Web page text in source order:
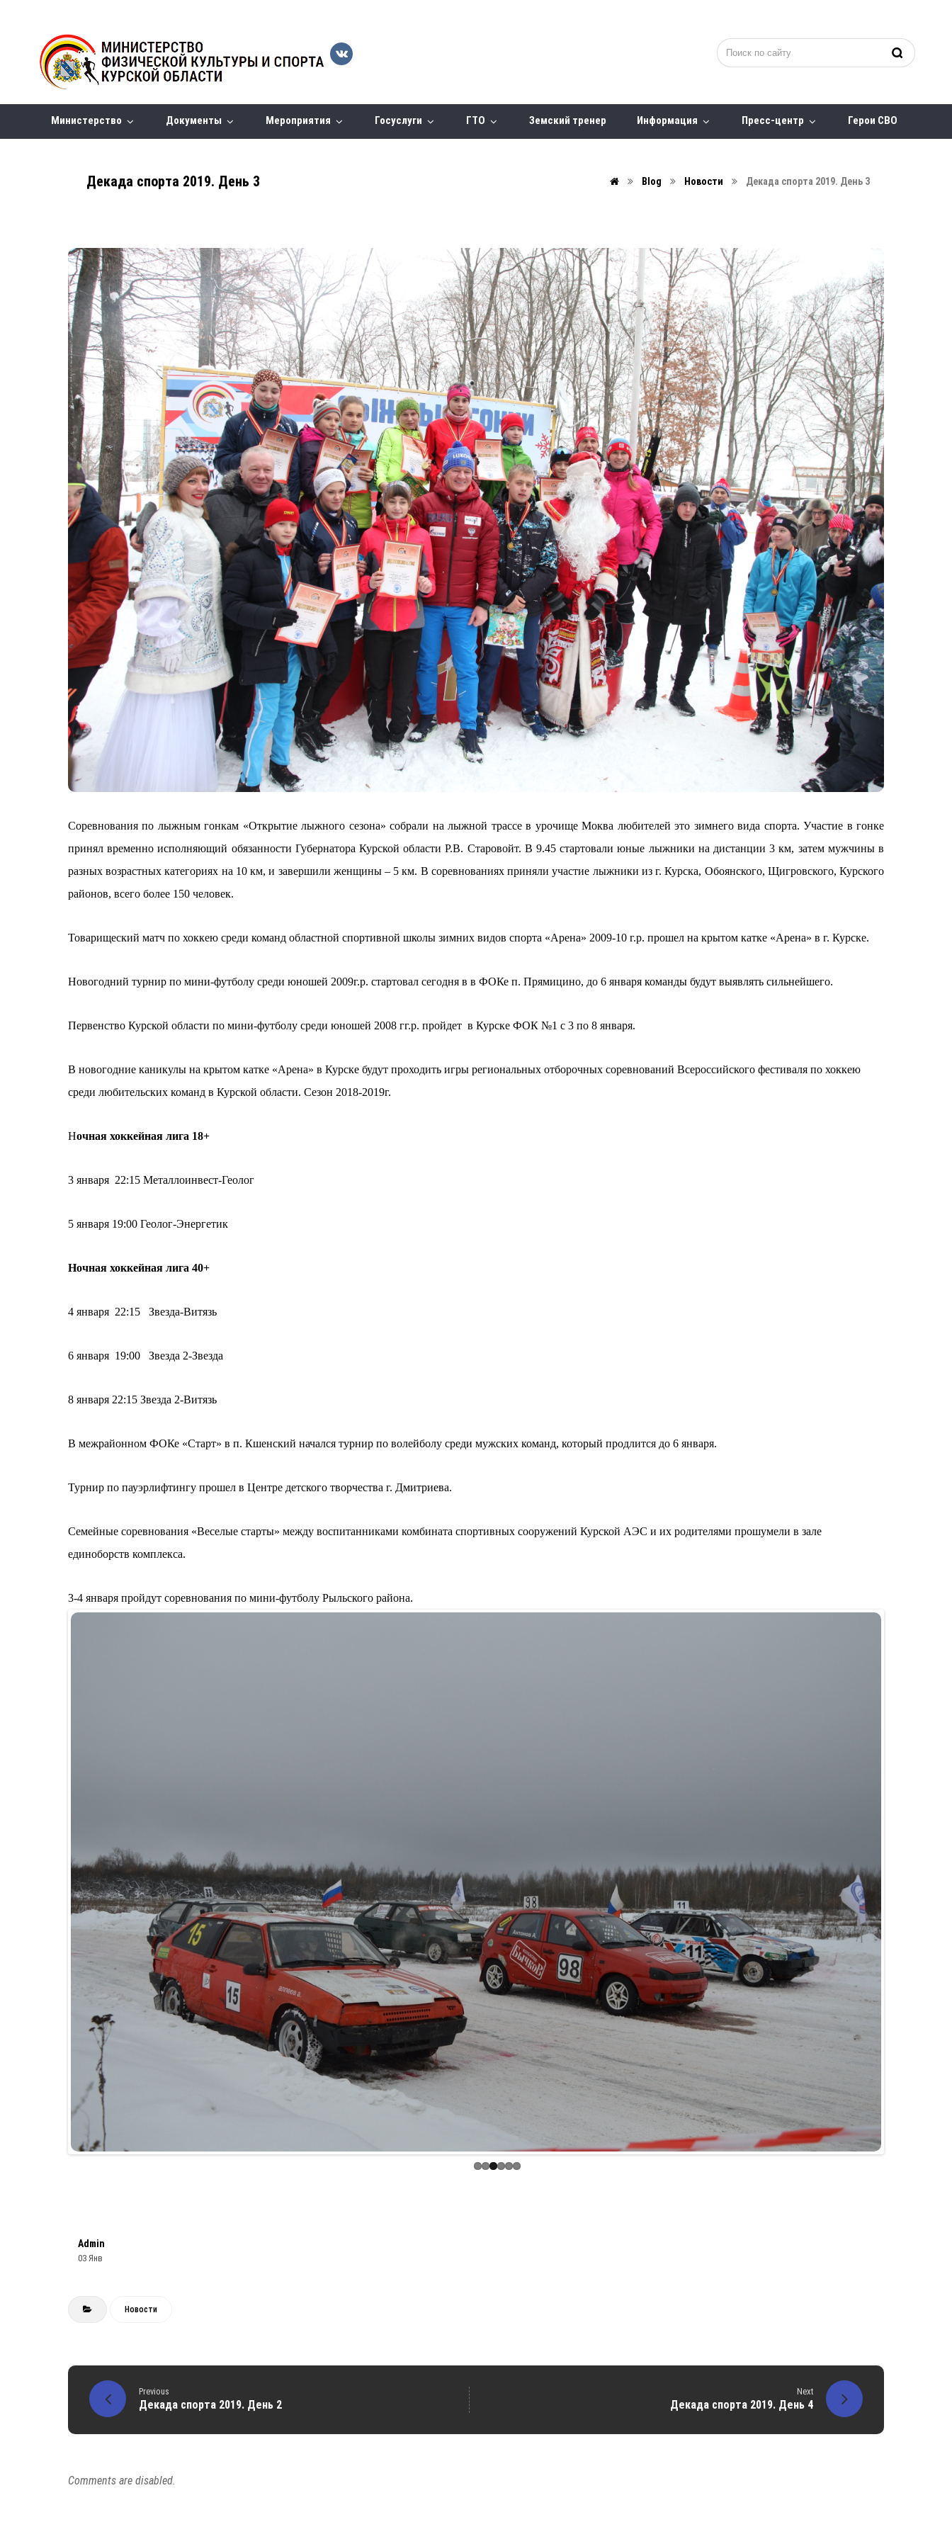
Министерство Документы Мероприятия Госуслуги ГТО Земский тренер Информация Пресс-центр Герои СВО
Декада спорта 2019. День 3 Blog Новости Декада спорта 2019. День 3
Соревнования по лыжным гонкам «Открытие лыжного сезона» собрали на лыжной трассе в урочище Моква любителей это зимнего вида спорта. Участие в гонке
принял временно исполняющий обязанности Губернатора Курской области Р.В. Старовойт. В 9.45 стартовали юные лыжники на дистанции 3 км, затем мужчины в
разных возрастных категориях на 10 км, и завершили женщины – 5 км. В соревнованиях приняли участие лыжники из г. Курска, Обоянского, Щигровского, Курского
районов, всего более 150 человек.
Товарищеский матч по хоккею среди команд областной спортивной школы зимних видов спорта «Арена» 2009-10 г.р. прошел на крытом катке «Арена» в г. Курске.
Новогодний турнир по мини-футболу среди юношей 2009г.р. стартовал сегодня в в ФОКе п. Прямицино, до 6 января команды будут выявлять сильнейшего.
Первенство Курской области по мини-футболу среди юношей 2008 гг.р. пройдет в Курске ФОК №1 с 3 по 8 января.
В новогодние каникулы на крытом катке «Арена» в Курске будут проходить игры региональных отборочных соревнований Всероссийского фестиваля по хоккею
среди любительских команд в Курской области. Сезон 2018-2019г.
Ночная хоккейная лига 18+
3 января 22:15 Металлоинвест-Геолог
5 января 19:00 Геолог-Энергетик
Ночная хоккейная лига 40+
4 января 22:15 Звезда-Витязь
6 января 19:00 Звезда 2-Звезда
8 января 22:15 Звезда 2-Витязь
В межрайонном ФОКе «Старт» в п. Кшенский начался турнир по волейболу среди мужских команд, который продлится до 6 января.
Турнир по пауэрлифтингу прошел в Центре детского творчества г. Дмитриева.
Семейные соревнования «Веселые старты» между воспитанниками комбината спортивных сооружений Курской АЭС и их родителями прошумели в зале
единоборств комплекса.
3-4 января пройдут соревнования по мини-футболу Рыльского района.
Admin
03 Янв
Новости
Previous
Декада спорта 2019. День 2
Next
Декада спорта 2019. День 4
Comments are disabled.